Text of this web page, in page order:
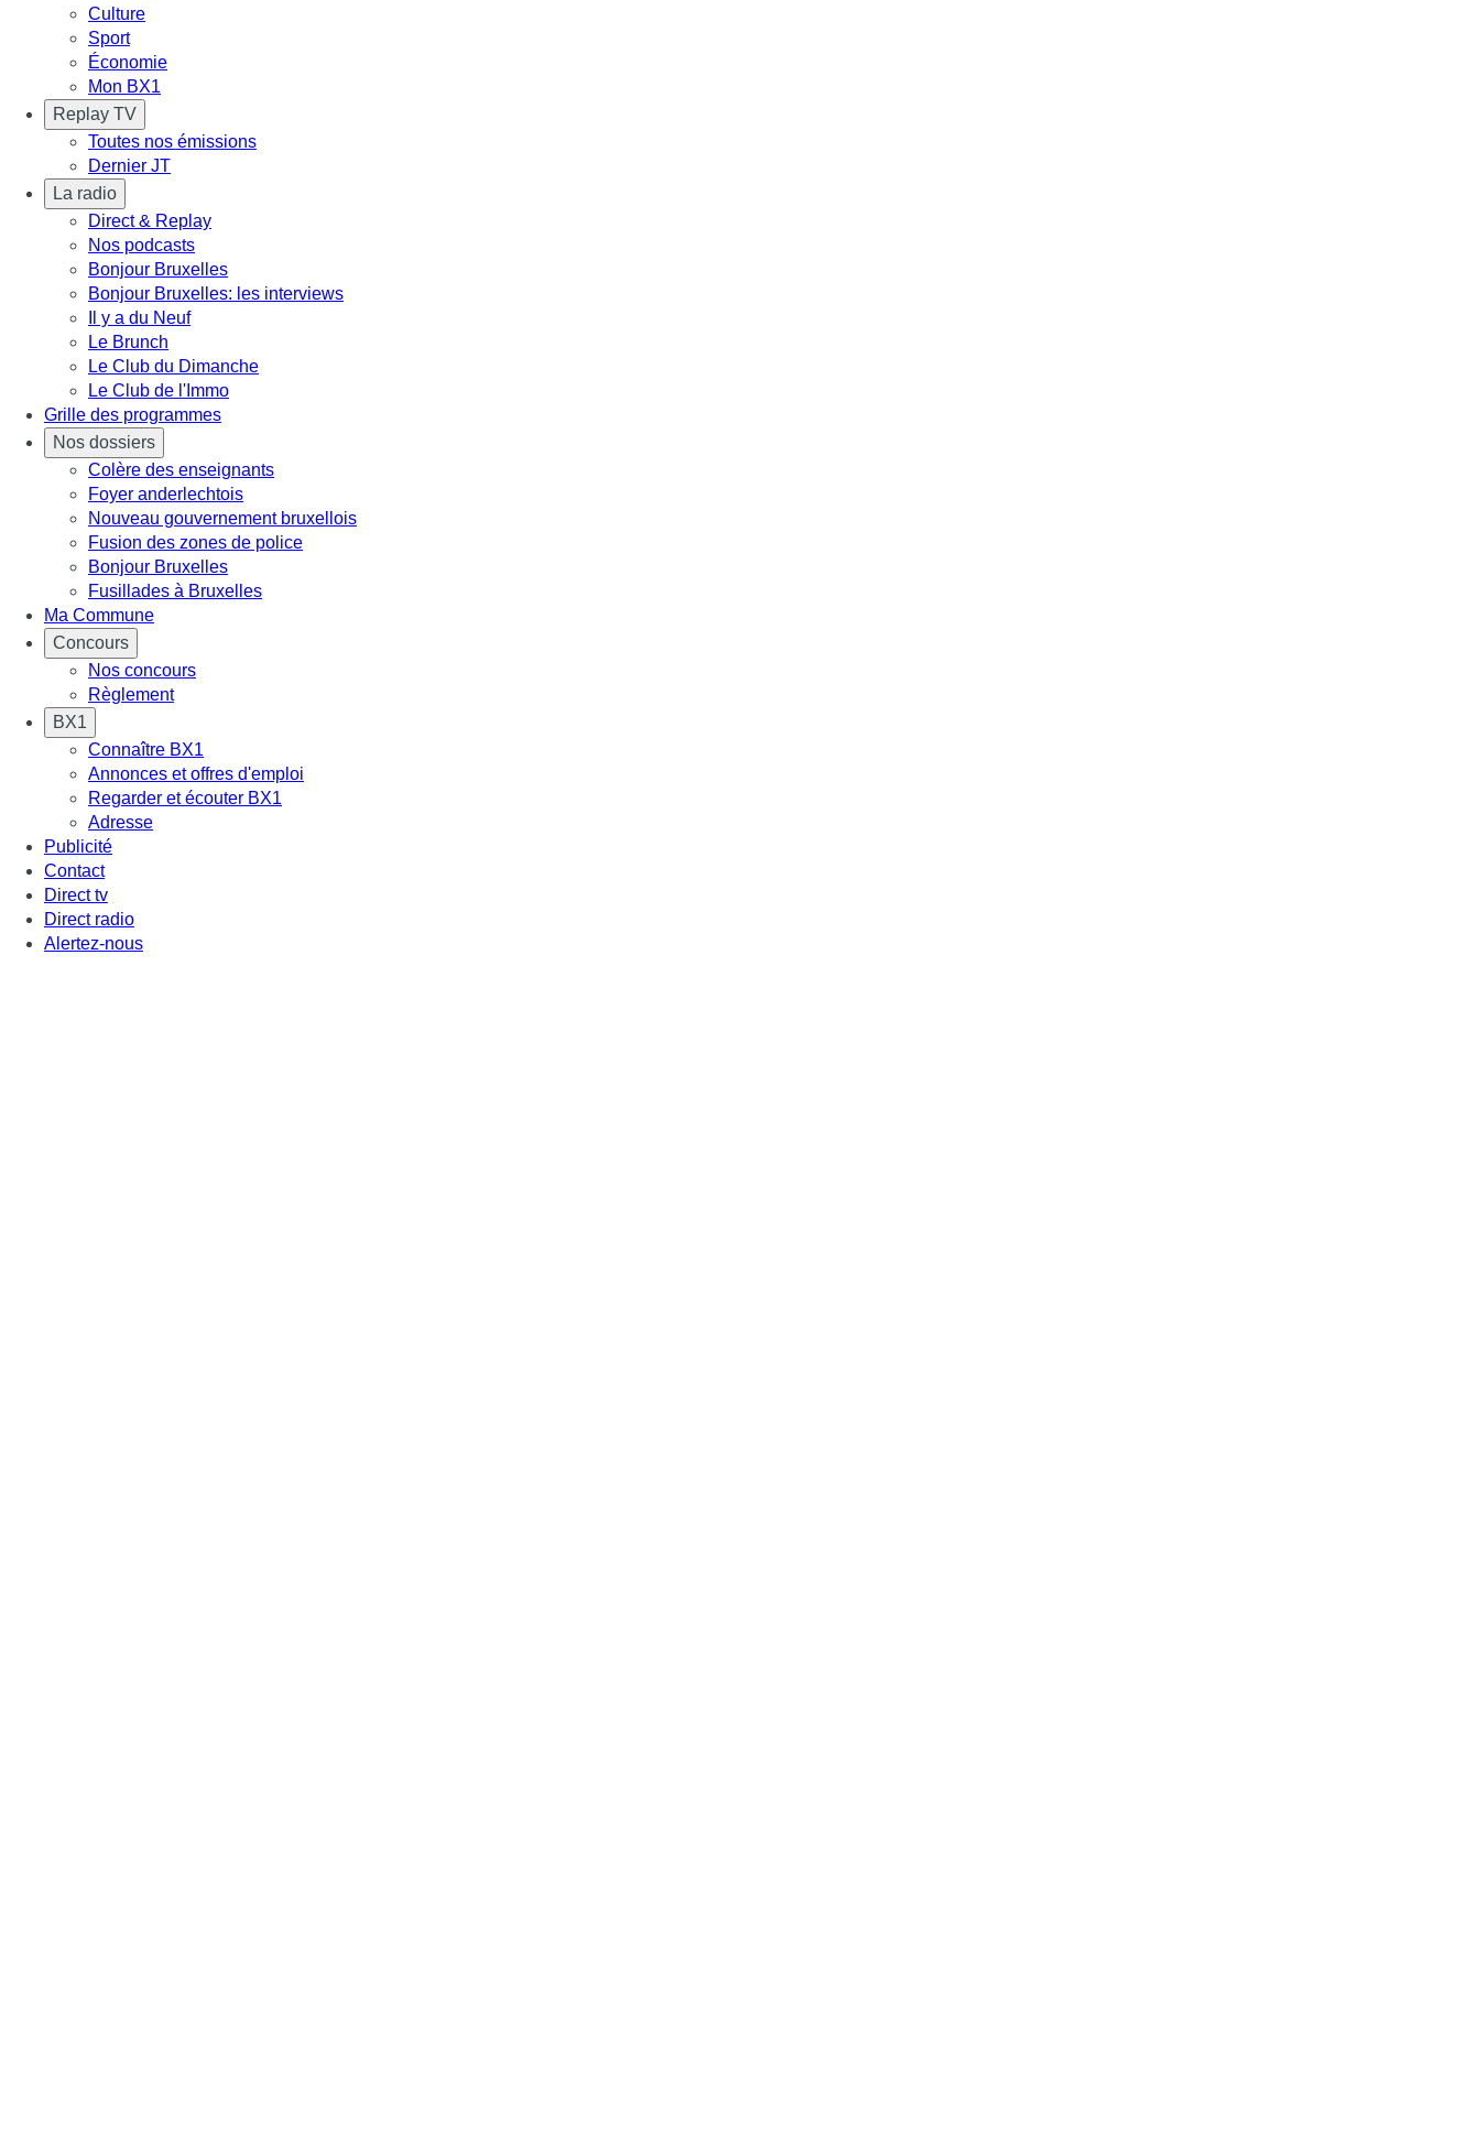
Culture
Sport
Économie
Mon BX1
Replay TV
Toutes nos émissions
Dernier JT
La radio
Direct & Replay
Nos podcasts
Bonjour Bruxelles
Bonjour Bruxelles: les interviews
Il y a du Neuf
Le Brunch
Le Club du Dimanche
Le Club de l'Immo
Grille des programmes
Nos dossiers
Colère des enseignants
Foyer anderlechtois
Nouveau gouvernement bruxellois
Fusion des zones de police
Bonjour Bruxelles
Fusillades à Bruxelles
Ma Commune
Concours
Nos concours
Règlement
BX1
Connaître BX1
Annonces et offres d'emploi
Regarder et écouter BX1
Adresse
Publicité
Contact
Direct tv
Direct radio
Alertez-nous